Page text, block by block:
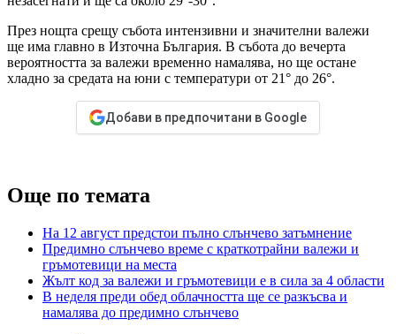
През нощта срещу събота интензивни и значителни валежи
ще има главно в Източна България. В събота до вечерта
вероятността за валежи временно намалява, но ще остане
хладно за средата на юни с температури от 21° до 26°.
Добави в предпочитани в Google
Още по темата
На 12 август предстои пълно слънчево затъмнение
Предимно слънчево време с краткотрайни валежи и
гръмотевици на места
Жълт код за валежи и гръмотевици е в сила за 4 области
В неделя преди обед облачността ще се разкъсва и
намалява до предимно слънчево